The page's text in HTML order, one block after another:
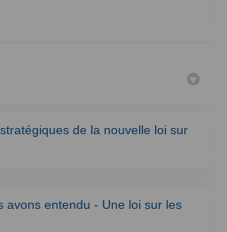
de la nouvelle loi sur
avons entendu - Une loi sur les